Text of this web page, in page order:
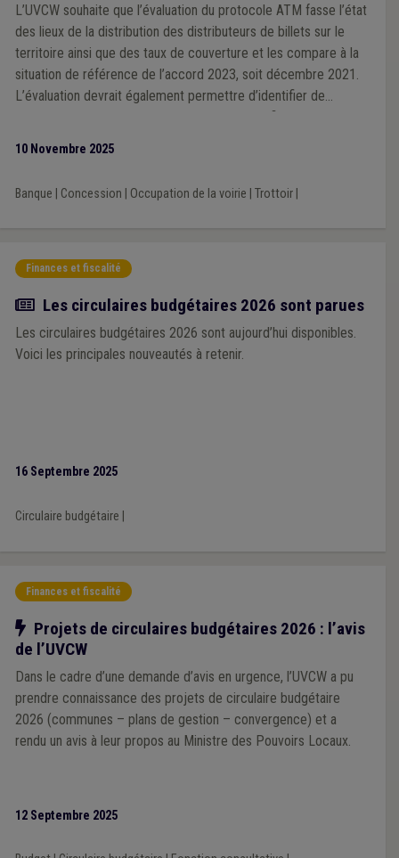
L’UVCW souhaite que l’évaluation du protocole ATM fasse l’état
des lieux de la distribution des distributeurs de billets sur le
territoire ainsi que des taux de couverture et les compare à la
situation de référence de l’accord 2023, soit décembre 2021.
L’évaluation devrait également permettre d’identifier de
manière objective les zones mal desservies afin de pouvoir
10 Novembre 2025
Banque Concession Occupation de la voirie Trottoir|
Finances et fiscalité
Actualité
Les circulaires budgétaires 2026 sont parues
Les circulaires budgétaires 2026 sont aujourd’hui disponibles.
Voici les principales nouveautés à retenir.
16 Septembre 2025
Circulaire budgétaire
Finances et fiscalité
Notre action
Projets de circulaires budgétaires 2026 : l’avis
de l’UVCW
Dans le cadre d’une demande d’avis en urgence, l’UVCW a pu
prendre connaissance des projets de circulaire budgétaire
2026 (communes – plans de gestion – convergence) et a
rendu un avis à leur propos au Ministre des Pouvoirs Locaux.
12 Septembre 2025